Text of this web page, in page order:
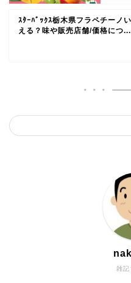
ｽﾀｰﾊﾞｯｸｽ栃木県フラペチーノ
える？味や販売店舗/価格につ...
雑記